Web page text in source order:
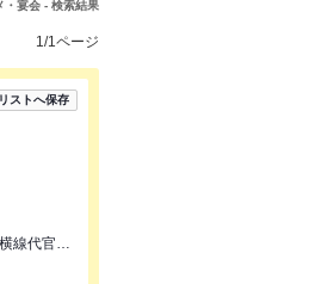
・宴会 - 検索結果
1/1ページ
ストへ保存
JR恵比寿駅西口徒歩1分/地下鉄日比谷線恵比寿駅2番出口徒歩1分/東急東横線代官山駅徒歩9分